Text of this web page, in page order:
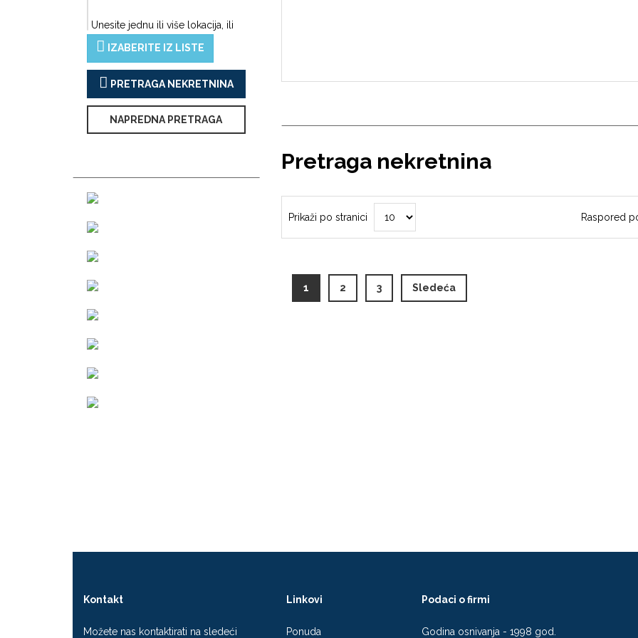
Unesite jednu ili više lokacija, ili
IZABERITE IZ LISTE
PRETRAGA NEKRETNINA
NAPREDNA PRETRAGA
Pretraga nekretnina
Prikaži po stranici Raspored
1 (current)
2 3 Sledeća
Kontakt
Možete nas kontaktirati na sledeći
Linkovi
Ponuda
Podaci o firmi
Godina osnivanja - 1998 god.